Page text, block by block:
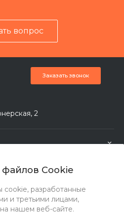
Cookie
разработанные
и третьими лицами,
нашем веб-сайте.
вопрос
Заказать звонок
2